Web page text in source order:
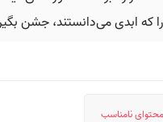
که ابدی می‌دانستند، جشن
نامناسب